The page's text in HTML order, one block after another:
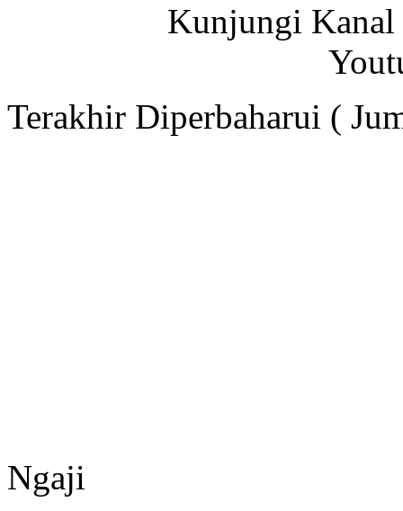
Kunjungi
Terakhir Diperbaharui (
Ngaji